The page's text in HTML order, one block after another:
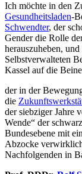
Ich möchte in den
Gesundheitsladen-
Schwendter, der
Gender die Rolle
herauszuheben,
Selbstverwalteten
Kassel auf die
der in der
die
der siebziger Jahre
Wende“ der
Bundesebene mit
Abzocke
Nachfolgenden in